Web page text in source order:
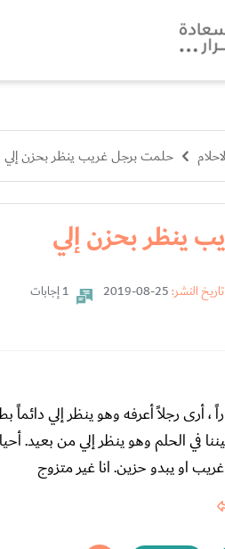
حلمت برجل غريب ينظر بحزن إلي
ينظر بحزن إلي
تاريخ النشر: 1 إجابات
، أرى رجلاً أعرفه وهو ينظر إلي
في الحلم وهو ينظر إلي من
او يبدو حزين. انا غير متزوج